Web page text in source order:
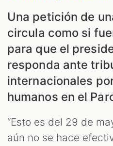
Una petición de
circula como si
para que el
responda ante
internacionales
humanos en el
“Esto es del 29 de
aún no se hace